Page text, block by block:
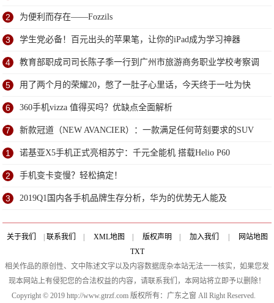
2 为便利而存在——Fozzils
3 学生党必备！百元出头的苹果笔，让你的iPad成为学习神器
4 教育部职成司司长陈子季一行到广州市旅游商务职业学校考察调
研
5 用了两个月的荣耀20，憋了一肚子心里话，今天终于一吐为快
6 360手机vizza 值得买吗？优缺点全面解析
7 新款冠道（NEW AVANCIER）：一款满足任何苛刻要求的SUV
1 诺基亚X5手机正式亮相苏宁：千元全能机 搭载Helio P60
2 手机变卡变慢？轻松搞定！
3 2019Q1国内各手机品牌生存分析，华为的优势无人能及
关于我们 联系我们 XML地图 版权声明 加入我们
网站地图
TXT
相关作品的原创性、文中陈述文字以及内容数据庞杂本站无法一一核实，如果您发
现本网站上有侵犯您的合法权益的内容，请联系我们，本网站将立即予以删除！
Copyright © 2019 http://www.gtrzf.com 版权所有：广东之窗 All Right Reserved.